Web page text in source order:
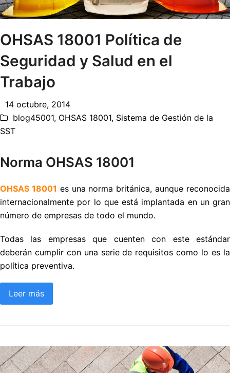
OHSAS 18001 Política de
Seguridad y Salud en el
Trabajo
14 octubre, 2014
blog45001, OHSAS 18001, Sistema de Gestión de la
SST
Norma OHSAS 18001
OHSAS 18001 es una norma británica, aunque reconocida
internacionalmente por lo que está implantada en un gran
número de empresas de todo el mundo.
Todas las empresas que cuenten con este estándar
deberán cumplir con una serie de requisitos como lo es la
política preventiva.
Leer más